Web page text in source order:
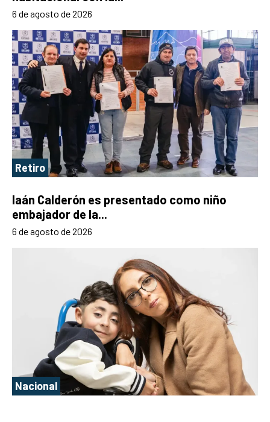
6 de agosto de 2026
Retiro
Iaán Calderón es presentado como niño
embajador de la...
6 de agosto de 2026
Nacional